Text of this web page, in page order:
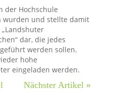
der Hochschule
wurden und stellte damit
dar, die jedes
werden sollen.
hohe
eingeladen werden.
Nächster Artikel »